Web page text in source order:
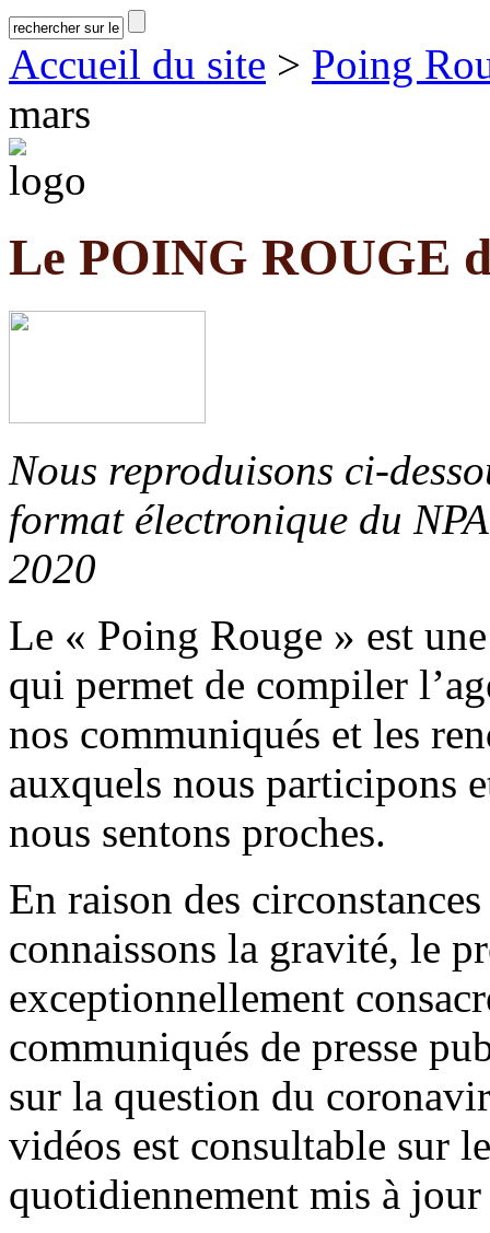
Accueil du site > Poing
mars
Le POING ROUGE
Nous reproduisons ci-
format électronique du
2020
Le « Poing Rouge » est
qui permet de compiler
nos communiqués et les
auxquels nous participons
nous sentons proches.
En raison des
connaissons la gravité, le
exceptionnellement
communiqués de presse
sur la question du
vidéos est consultable sur
quotidiennement mis à